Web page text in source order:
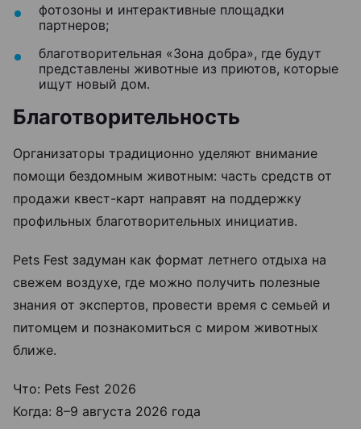
фотозоны и интерактивные площадки
партнеров;
благотворительная «Зона добра», где будут
представлены животные из приютов, которые
ищут новый дом.
Благотворительность
Организаторы традиционно уделяют внимание
помощи бездомным животным: часть средств от
продажи квест-карт направят на поддержку
профильных благотворительных инициатив.
Pets Fest задуман как формат летнего отдыха на
свежем воздухе, где можно получить полезные
знания от экспертов, провести время с семьей и
питомцем и познакомиться с миром животных
ближе.
Что: Pets Fest 2026
Когда: 8–9 августа 2026 года